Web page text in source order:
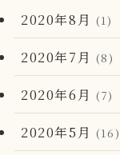
2020年8月 (1)
2020年7月 (8)
2020年6月 (7)
2020年5月 (16)